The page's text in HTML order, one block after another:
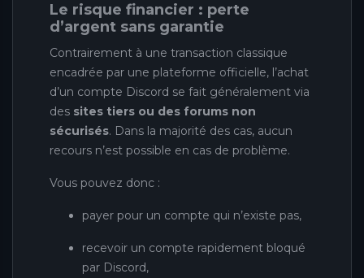
Le risque financier : perte
d’argent sans garantie
Contrairement à une transaction classique
encadrée par une plateforme officielle, l’achat
d’un compte Discord se fait généralement via
des sites tiers ou des forums non
sécurisés. Dans la majorité des cas, aucun
recours n’est possible en cas de problème.
Vous pouvez donc :
payer pour un compte qui n’existe pas,
recevoir un compte rapidement bloqué
par Discord,